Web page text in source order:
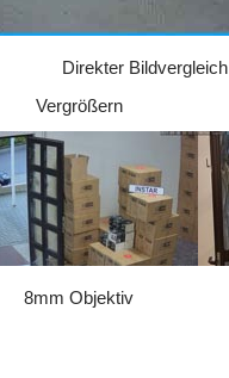
Direkter Bildvergleich
Vergrößern
8mm Objektiv